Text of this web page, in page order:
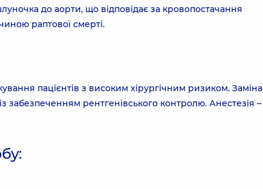
до аорти, що відповідає за кровопостачання
раптової смерті.
пацієнтів з високим хірургічним ризиком. Заміна
забезпеченням рентгенівського контролю. Анестезія –